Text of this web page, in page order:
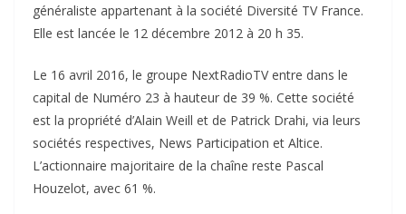
généraliste appartenant à la société Diversité TV France.
Elle est lancée le 12 décembre 2012 à 20 h 35.
Le 16 avril 2016, le groupe NextRadioTV entre dans le
capital de Numéro 23 à hauteur de 39 %. Cette société
est la propriété d’Alain Weill et de Patrick Drahi, via leurs
sociétés respectives, News Participation et Altice.
L’actionnaire majoritaire de la chaîne reste Pascal
Houzelot, avec 61 %.